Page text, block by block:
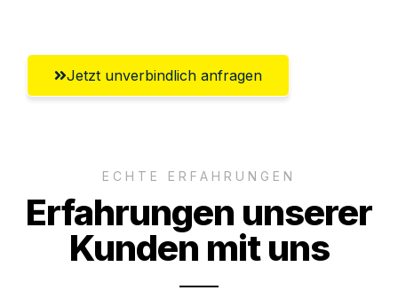
Jetzt unverbindlich anfragen
ECHTE ERFAHRUNGEN
Erfahrungen unserer
Kunden mit uns